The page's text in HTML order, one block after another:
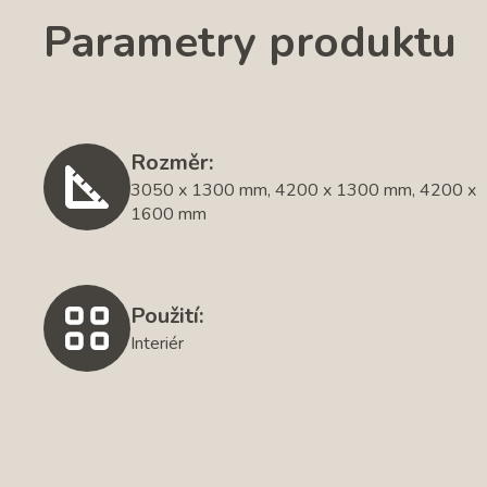
Parametry produktu
Rozměr:
3050 x 1300 mm, 4200 x 1300 mm, 4200 x
1600 mm
Použití:
Interiér